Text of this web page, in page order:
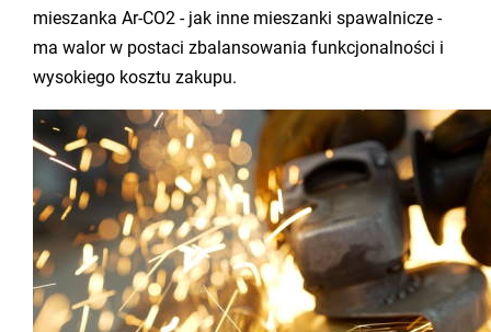
mieszanka Ar-CO2 - jak inne mieszanki spawalnicze -
ma walor w postaci zbalansowania funkcjonalności i
wysokiego kosztu zakupu.